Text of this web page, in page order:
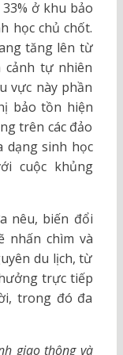
ở khu bảo
học chủ chốt.
tăng lên từ
cảnh tự nhiên
vực này phần
bảo tồn hiện
trên các đảo
dạng sinh học
cuộc khủng
nêu, biến đổi
nhấn chìm và
du lịch, từ
trực tiếp
trong đó đa
giao thông và